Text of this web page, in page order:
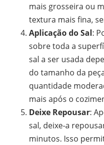
mais grosseira ou
textura mais fina,
Aplicação do Sal:
sobre toda a
sal a ser usada
do tamanho da
quantidade
mais após o
Deixe Repousar:
sal, deixe-a
minutos. Isso